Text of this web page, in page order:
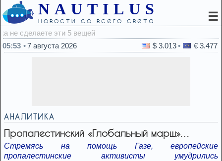
NAUTILUS
новости со всего света ☰
05:53
7 августа 2026 $ 3.013 € 3.477
АНАЛИТИКА
Пропалестинский «Глобальный марш»…
Стремясь на помощь Газе, европейские
пропалестинские активисты умудрились